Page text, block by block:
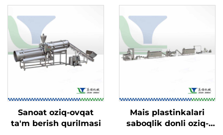
Sanoat oziq-ovqat
ta'm berish qurilmasi
Mais plastinkalari
saboqlik donli oziq-